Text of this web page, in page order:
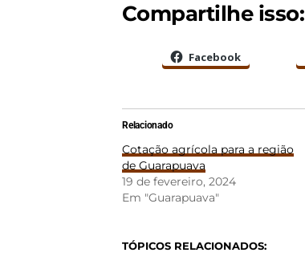
Compartilhe isso:
Facebook
Relacionado
Cotação agrícola para a região
de Guarapuava
19 de fevereiro, 2024
Em "Guarapuava"
TÓPICOS RELACIONADOS: